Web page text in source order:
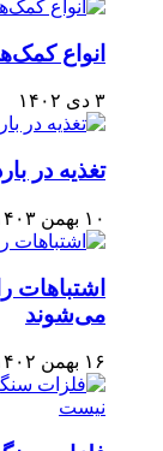
انواع
۳ دی ۱۴۰۲
تغذیه در
۱۰ بهمن ۱۴۰۳
اشتباهات
می‌شوند
۱۶ بهمن ۱۴۰۲